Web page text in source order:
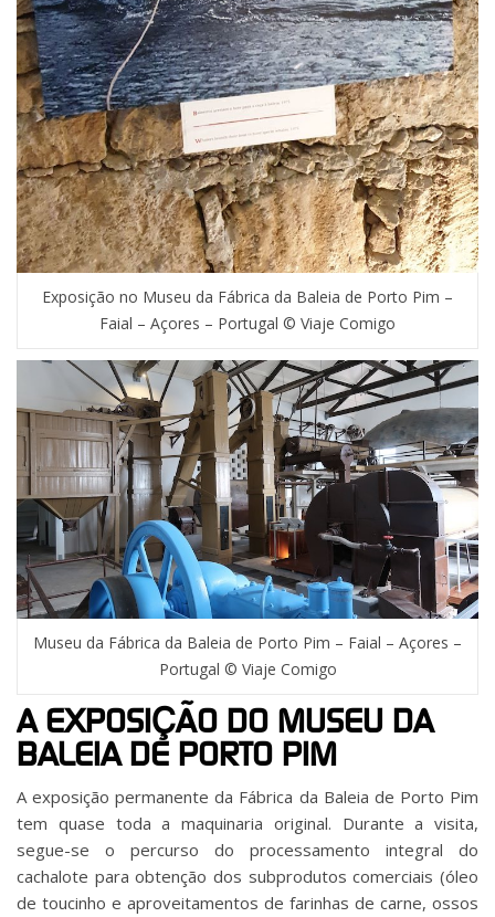
Exposição no Museu da Fábrica da Baleia de Porto Pim –
Faial – Açores – Portugal © Viaje Comigo
Museu da Fábrica da Baleia de Porto Pim – Faial – Açores –
Portugal © Viaje Comigo
A EXPOSIÇÃO DO MUSEU DA
BALEIA DE PORTO PIM
A exposição permanente da Fábrica da Baleia de Porto Pim
tem quase toda a maquinaria original. Durante a visita,
segue-se o percurso do processamento integral do
cachalote para obtenção dos subprodutos comerciais (óleo
de toucinho e aproveitamentos de farinhas de carne, ossos